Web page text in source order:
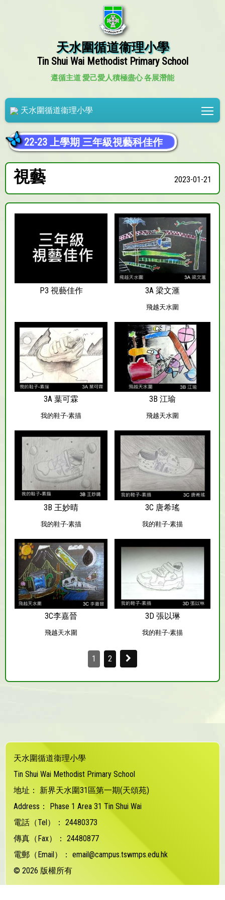
天水圍循道衞理小學
Tin Shui Wai Methodist Primary School
遵循主道 愛己愛人積極盡心 各展潛能
天水圍循道衞理小學
22-23 上學期 三年級視藝科佳作
視藝 2023-01-21
P3 視藝佳作 3A 梁文滙
飛越天水圍
3A 葉可霖
我的鞋子-素描
3B 江瑜
飛越天水圍
3B 王妙晴
我的鞋子-素描
3C 唐希瑤
我的鞋子-素描
3C李嘉晉
飛越天水圍
3D 張以琳
我的鞋子-素描
1 2
天水圍循道衞理小學
Tin Shui Wai Methodist Primary School
地址：
新界天水圍31區第一期(天頌苑)
Address：
Phase 1 Area 31 Tin Shui Wai
電話（Tel）： 24480373
傳真（Fax）： 24480877
電郵（Email）： email@campus.tswmps.edu.hk
© 2026 版權所有